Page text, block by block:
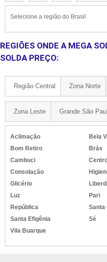
Selecione a região do Brasil
REGIÕES ONDE A MEGA
SOLDA PREÇO:
Região Central Zona Norte
Zona Leste Grande São
Aclimação
Bela
Bom Retiro
Brás
Cambuci
Consolação
Glicério
Luz
Pari
República
Santa
Santa Efigênia
Sé
Vila Buarque